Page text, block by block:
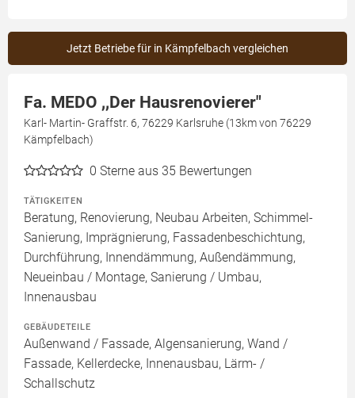
Jetzt Betriebe für in Kämpfelbach vergleichen
Fa. MEDO ,,Der Hausrenovierer"
Karl- Martin- Graffstr. 6, 76229 Karlsruhe (13km von 76229
Kämpfelbach)
0 Sterne aus 35 Bewertungen
TÄTIGKEITEN
Beratung, Renovierung, Neubau Arbeiten, Schimmel-
Sanierung, Imprägnierung, Fassadenbeschichtung,
Durchführung, Innendämmung, Außendämmung,
Neueinbau / Montage, Sanierung / Umbau,
Innenausbau
GEBÄUDETEILE
Außenwand / Fassade, Algensanierung, Wand /
Fassade, Kellerdecke, Innenausbau, Lärm- /
Schallschutz